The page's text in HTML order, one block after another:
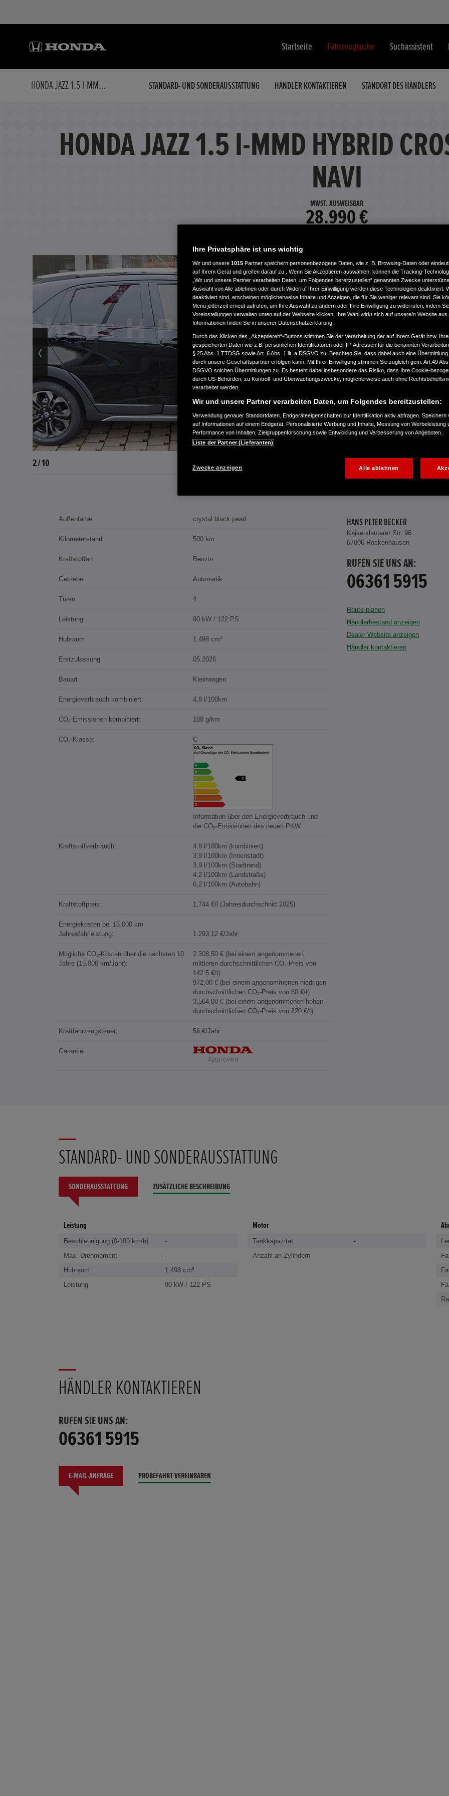
Startseite Fahrzeugsuche Suchassistent
HONDA JAZZ 1.5 I-MMD HYBRID CROSSTAR ADVANCE NAVI STANDARD- UND SONDERAUSSTATTUNG HÄNDLER KONTAKTIEREN STANDORT DES HÄNDLERS
HONDA JAZZ 1.5 I-MMD HYBRID
NAVI
MWST. AUSWEISBAR
28.990 €
3 / 10
Außenfarbe crystal black pearl
Kilometerstand 500 km
Kraftstoffart Benzin
Getriebe Automatik
Türen 4
Leistung 90 kW / 122 PS
Hubraum 1.498 cm³
Erstzulassung 05.2026
Bauart Kleinwagen
Energieverbrauch kombiniert: 4,8 l/100km
CO₂-Emissionen kombiniert: 108 g/km
CO₂-Klasse: C
Information über den Energieverbrauch und
die CO₂-Emissionen des neuen PKW
Kraftstoffverbrauch:
4,8 l/100km (kombiniert)
3,9 l/100km (Innenstadt)
3,9 l/100km (Stadtrand)
4,2 l/100km (Landstraße)
6,2 l/100km (Autobahn)
Kraftstoffpreis: 1,744 €/l (Jahresdurchschnitt 2025)
Energiekosten bei 15.000 km
Jahresfahrleistung:
1.293,12 €/Jahr
Mögliche CO₂-Kosten über die nächsten 10
Jahre (15.000 km/Jahr):
2.308,50 € (bei einem angenommenen
mittleren durchschnittlichen CO₂-Preis von
142.5 €/t)
972,00 € (bei einem angenommenen niedrigen
durchschnittlichen CO₂-Preis von 60 €/t)
3.564,00 € (bei einem angenommenen hohen
durchschnittlichen CO₂-Preis von 220 €/t)
Kraftfahrzeugsteuer: 56 €/Jahr
Garantie
HANS PETER BECKER
Kaiserslauterer Str. 96
67806 Rockenhausen
RUFEN SIE UNS AN:
06361 5915
Route planen
Händlerbestand anzeigen
Dealer Website anzeigen
Händler kontaktieren
STANDARD- UND SONDERAUSSTATTUNG
SONDERAUSSTATTUNG ZUSÄTZLICHE BESCHREIBUNG
Leistung
Beschleunigung (0-100 km/h)
-
Max. Drehmoment
-
Hubraum
1.498 cm³
Leistung
90 kW / 122 PS
Motor
Tankkapazität
-
Anzahl an Zylindern
-
HÄNDLER KONTAKTIEREN
RUFEN SIE UNS AN:
06361 5915
E-MAIL-ANFRAGE PROBEFAHRT VEREINBAREN
Ihre Privatsphäre ist uns wichtig
Wir und unsere 1015 Partner speichern personenbezogene Daten, wie z. B. Browsing-Daten oder
auf Ihrem Gerät und greifen darauf zu . Wenn Sie Akzeptieren auswählen, können die Tracking-
„Wir und unsere Partner verarbeiten Daten, um Folgendes bereitzustellen“ genannten Zwecke
Auswahl von Alle ablehnen oder durch Widerruf Ihrer Einwilligung werden diese Technologien deaktiviert.
deaktiviert sind, erscheinen möglicherweise Inhalte und Anzeigen, die für Sie weniger relevant sind. Sie
Menü jederzeit erneut aufrufen, um Ihre Auswahl zu ändern oder Ihre Einwilligung zu widerrufen, indem
Voreinstellungen verwalten unten auf der Webseite klicken. Ihre Wahl wirkt sich auf unsere/n Website
Informationen finden Sie in unserer Datenschutzerklärung.
Durch das Klicken des „Akzeptieren“-Buttons stimmen Sie der Verarbeitung der auf Ihrem Gerät bzw.
gespeicherten Daten wie z.B. persönlichen Identifikatoren oder IP-Adressen für die benannten
§ 25 Abs. 1 TTDSG sowie Art. 6 Abs. 1 lit. a DSGVO zu. Beachten Sie, dass dabei auch eine Übermittlung
durch unsere Geschäftspartner erfolgen kann. Mit Ihrer Einwilligung stimmen Sie zugleich gem. Art.49
DSGVO solchen Übermittlungen zu. Es besteht dabei insbesondere das Risiko, dass Ihre Cookie-
durch US-Behörden, zu Kontroll- und Überwachungszwecke, möglicherweise auch ohne
verarbeitet werden.
Wir und unsere Partner verarbeiten Daten, um Folgendes bereitzustellen:
Verwendung genauer Standortdaten. Endgeräteeigenschaften zur Identifikation aktiv abfragen. Speichern
auf Informationen auf einem Endgerät. Personalisierte Werbung und Inhalte, Messung von Werbeleistung
Performance von Inhalten, Zielgruppenforschung sowie Entwicklung und Verbesserung von Angeboten.
Liste der Partner (Lieferanten)
Zwecke anzeigen Alle ablehnen